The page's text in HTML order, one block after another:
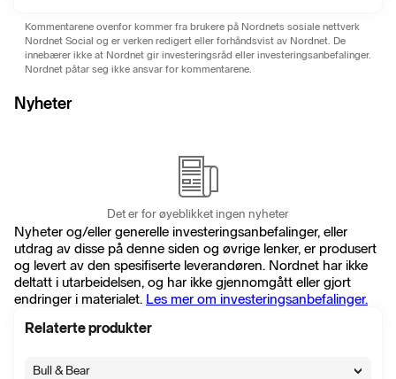
Kommentarene ovenfor kommer fra brukere på Nordnets sosiale nettverk
Nordnet Social og er verken redigert eller forhåndsvist av Nordnet. De
innebærer ikke at Nordnet gir investeringsråd eller investeringsanbefalinger.
Nordnet påtar seg ikke ansvar for kommentarene.
Nyheter
Det er for øyeblikket ingen nyheter
Nyheter og/eller generelle investeringsanbefalinger, eller
utdrag av disse på denne siden og øvrige lenker, er produsert
og levert av den spesifiserte leverandøren. Nordnet har ikke
deltatt i utarbeidelsen, og har ikke gjennomgått eller gjort
endringer i materialet. Les mer om investeringsanbefalinger.
Relaterte produkter
Bull & Bear